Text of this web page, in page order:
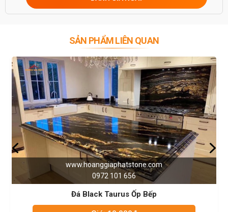
0946916986
SẢN PHẨM LIÊN QUAN
101 656